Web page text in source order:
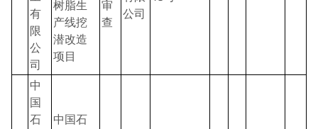
有
限
公
司
树脂生
产线挖
潜改造
项目
审
查
公司
中
国
石
中国石